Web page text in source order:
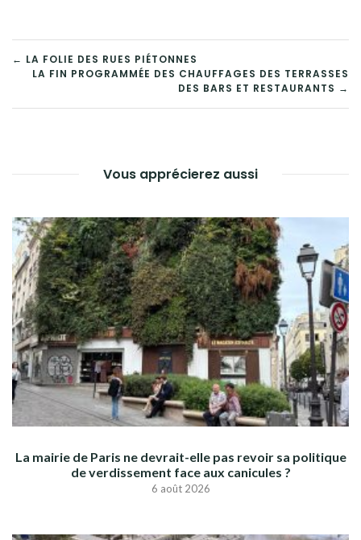
NAVIGATION
DE
← LA FOLIE DES RUES PIÉTONNES
LA FIN PROGRAMMÉE DES CHAUFFAGES DES TERRASSES
DES BARS ET RESTAURANTS →
Vous apprécierez aussi
La mairie de Paris ne devrait-elle pas revoir sa politique
de verdissement face aux canicules ?
6 août 2026